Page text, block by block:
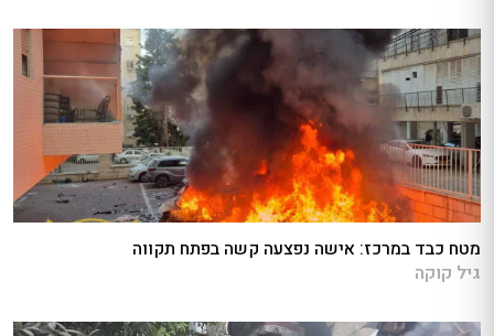
מטח כבד במרכז: אישה נפצעה קשה בפתח תקווה
גיל קוקה